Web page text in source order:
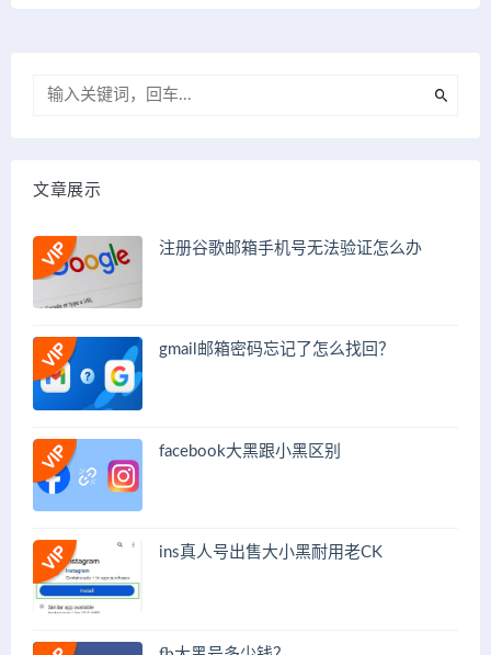
文章展示
注册谷歌邮箱手机号无法验证怎么办
gmail邮箱密码忘记了怎么找回？
facebook大黑跟小黑区别
ins真人号出售大小黑耐用老CK